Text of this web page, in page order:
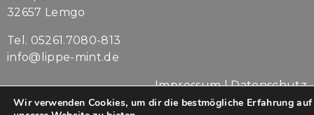
32657 Lemgo
Tel. 05261.7080-813
info@lippe-mint.de
Impressum|Datenschutz
Wir verwenden Cookies, um dir die bestmögliche Erfahrung auf